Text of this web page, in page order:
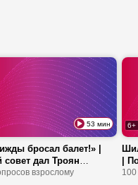
53 мин
бросал балет!» |
совет дал Троян
артистам? | Тяжело
взрослому
6+
|
100